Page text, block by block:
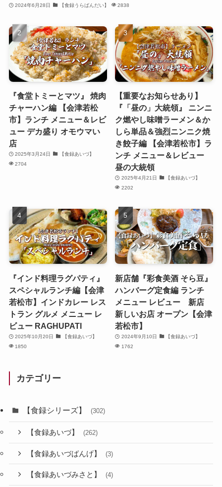
2024年6月28日 【食録うらばんだい】 2838
『食堂トミーとマツ』 焼肉
チャーハン編 【会津若松
市】ランチ メニュー＆レビ
ュー デカ盛り オモウマい
店
2025年3月24日
【食録あいづ】
2704
【重要なお知らせあり】
『「昼の」大統領』 ニンニ
ク燃やし味噌ラーメン＆か
しら単品＆強烈ニンニク焼
き餃子編 【会津若松市】ラ
ンチ メニュー＆レビュー
昼の大統領
2025年4月21日
【食録あいづ】
2202
『インド料理ラグパティ』
スペシャルランチ編【会津
若松市】インドカレー レス
トラン グルメ メニュー レ
ビュー RAGHUPATI
2025年10月20日
【食録あいづ】
1850
新店舗『彩食美酒 そら豆』
ハンバーグ定食編 ランチ
メニュー レビュー 新店
新しいお店 オープン【会津
若松市】
2024年9月10日
【食録あいづ】
1762
カテゴリー
【食録シリーズ】 (302)
【食録あいづ】 (262)
【食録あいづばんげ】 (3)
【食録あいづみさと】 (4)